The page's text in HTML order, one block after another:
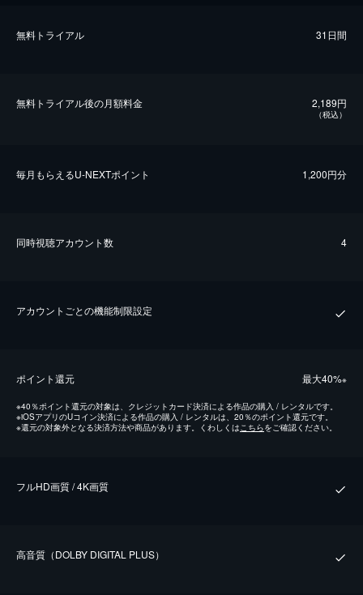
無料トライアル 31日間
無料トライアル後の⽉額料金 2,189円
（税込）
毎⽉もらえるU-NEXTポイント 1,200円分
同時視聴アカウント数 4
アカウントごとの機能制限設定
ポイント還元 最⼤40%※
※40％ポイント還元の対象は、クレジットカード決済による作品の購入 / レンタルです。
※iOSアプリのUコイン決済による作品の購入 / レンタルは、20％のポイント還元です。
※還元の対象外となる決済方法や商品があります。くわしくはこちらをご確認ください。
フルHD画質 / 4K画質
⾼⾳質（DOLBY DIGITAL PLUS）